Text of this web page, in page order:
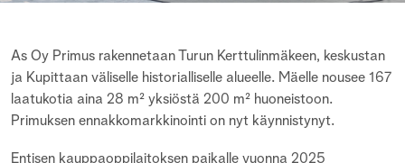
As Oy Primus rakennetaan Turun Kerttulinmäkeen, keskustan
ja Kupittaan väliselle historialliselle alueelle. Mäelle nousee 167
laatukotia aina 28 m² yksiöstä 200 m² huoneistoon.
Primuksen ennakkomarkkinointi on nyt käynnistynyt.
Entisen kauppaoppilaitoksen paikalle vuonna 2025